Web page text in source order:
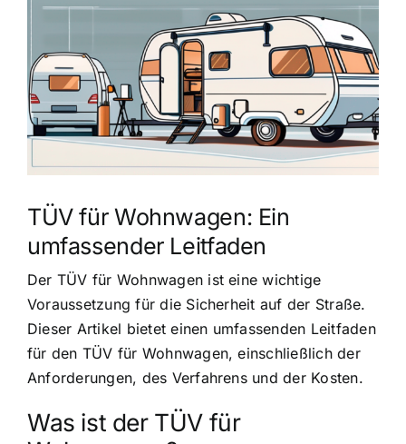
Zeige
Bild
TÜV für Wohnwagen: Ein
umfassender Leitfaden
Der TÜV für Wohnwagen ist eine wichtige
Voraussetzung für die Sicherheit auf der Straße.
Dieser Artikel bietet einen umfassenden Leitfaden
für den TÜV für Wohnwagen, einschließlich der
Anforderungen, des Verfahrens und der Kosten.
Was ist der TÜV für